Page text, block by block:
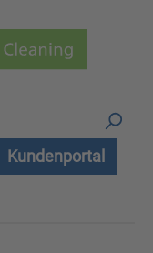
Kundenportal